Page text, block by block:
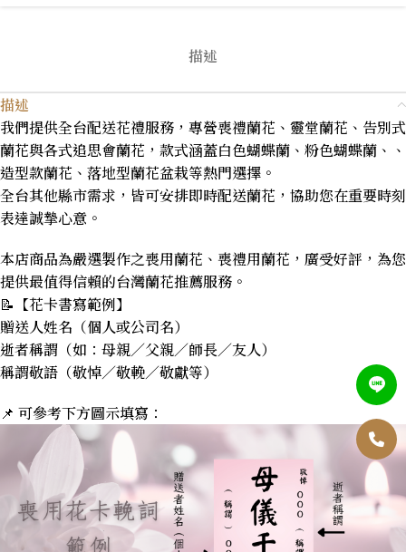
描述
描述
我們提供全台配送花禮服務，專營喪禮蘭花、靈堂蘭花、告別式
蘭花與各式追思會蘭花，款式涵蓋白色蝴蝶蘭、粉色蝴蝶蘭、、
造型款蘭花、落地型蘭花盆栽等熱門選擇。
全台其他縣市需求，皆可安排即時配送蘭花，協助您在重要時刻
表達誠摯心意。
本店商品為嚴選製作之喪用蘭花、喪禮用蘭花，廣受好評，為您
提供最值得信賴的台灣蘭花推薦服務。
📝【花卡書寫範例】
贈送人姓名（個人或公司名）
逝者稱謂（如：母親／父親／師長／友人）
稱謂敬語（敬悼／敬輓／敬獻等）
📌 可參考下方圖示填寫：